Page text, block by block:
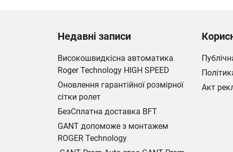
Недавні записи
Високошвидкісна автоматика
Roger Technology HIGH SPEED
Оновлення гарантійної розмірної
сітки ролет
БезСплатна доставка BFT
GANT допоможе з монтажем
ROGER Technology
Акт